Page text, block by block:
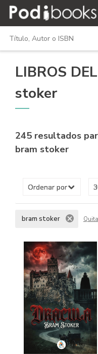
LIBROS
stoker
245 resultados
bram stoker
bram stoker